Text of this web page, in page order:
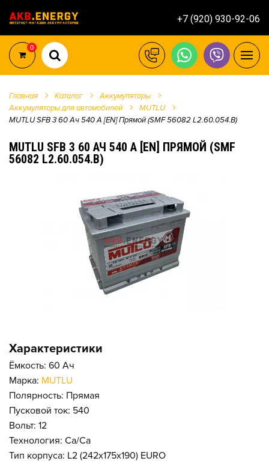
+7 (920) 930-92-06
0
Главная Каталог
Аккумуляторы
Аккумуляторы для автомобилей
MUTLU
MUTLU SFB 3 60 Ач 540 А [EN] Прямой (SMF 56082 L2.60.054.B)
MUTLU SFB 3 60 АЧ 540 А [EN] ПРЯМОЙ (SMF
56082 L2.60.054.B)
Характеристики
Ёмкость: 60 Ач
Марка: MUTLU
Полярность: Прямая
Пусковой ток: 540
Вольт: 12
Технология: Ca/Ca
Тип корпуса: L2 (242x175x190) EURO